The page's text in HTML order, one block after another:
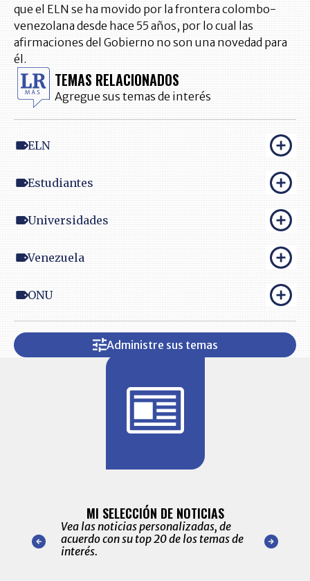
que el ELN se ha movido por la frontera colombo-
venezolana desde hace 55 años, por lo cual las
afirmaciones del Gobierno no son una novedad para
él.
TEMAS RELACIONADOS
Agregue sus temas de interés
ELN
Estudiantes
Universidades
Venezuela
ONU
Administre sus temas
nuestro
para
MI SELECCIÓN DE NOTICIAS
Vea las noticias personalizadas, de
acuerdo con su top 20 de los temas de
interés.
de las